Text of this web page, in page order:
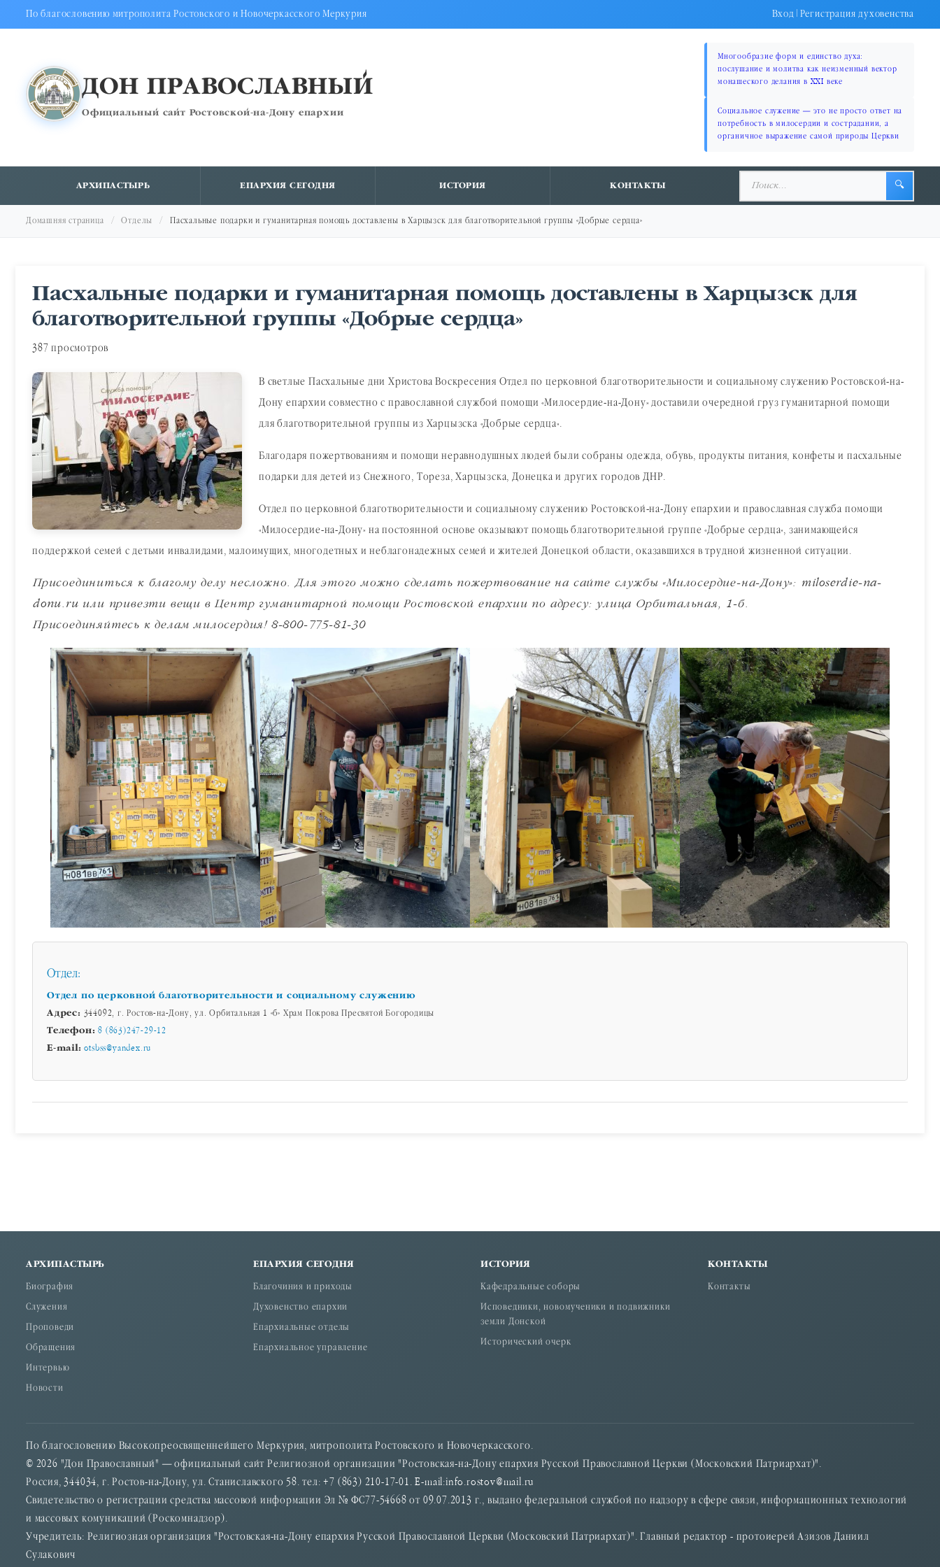
По благословению митрополита Ростовского и Новочеркасского Меркурия Вход|Регистрация духовенства
ДОН ПРАВОСЛАВНЫЙ
Официальный сайт Ростовской-на-Дону епархии
Многообразие форм и единство духа:
послушание и молитва как неизменный вектор
монашеского делания в XXI веке
Социальное служение — это не просто ответ на
потребность в милосердии и сострадании, а
органичное выражение самой природы Церкви
АРХИПАСТЫРЬ ЕПАРХИЯ СЕГОДНЯ ИСТОРИЯ КОНТАКТЫ 🔍
Домашняя страница Отделы Пасхальные подарки и гуманитарная помощь доставлены в Харцызск для благотворительной группы «Добрые сердца»
Пасхальные подарки и гуманитарная помощь доставлены в Харцызск для
благотворительной группы «Добрые сердца»
387 просмотров
В светлые Пасхальные дни Христова Воскресения Отдел по церковной благотворительности и социальному служению Ростовской-на-
Дону епархии совместно с православной службой помощи «Милосердие-на-Дону» доставили очередной груз гуманитарной помощи
для благотворительной группы из Харцызска «Добрые сердца».
Благодаря пожертвованиям и помощи неравнодушных людей были собраны одежда, обувь, продукты питания, конфеты и пасхальные
подарки для детей из Снежного, Тореза, Харцызска, Донецка и других городов ДНР.
Отдел по церковной благотворительности и социальному служению Ростовской-на-Дону епархии и православная служба помощи
«Милосердие-на-Дону» на постоянной основе оказывают помощь благотворительной группе «Добрые сердца», занимающейся
поддержкой семей с детьми инвалидами, малоимущих, многодетных и неблагонадежных семей и жителей Донецкой области, оказавшихся в трудной жизненной ситуации.
Присоединиться к благому делу несложно. Для этого можно сделать пожертвование на сайте службы «Милосердие-на-Дону»: miloserdie-na-
donu.ru или привезти вещи в Центр гуманитарной помощи Ростовской епархии по адресу: улица Орбитальная, 1-б.
Присоединяйтесь к делам милосердия! 8-800-775-81-30
Отдел:
Отдел по церковной благотворительности и социальному служению
Адрес: 344092, г. Ростов-на-Дону, ул. Орбитальная 1 «б» Храм Покрова Пресвятой Богородицы
Телефон: 8 (863)247-29-12
E-mail: otsbss@yandex.ru
АРХИПАСТЫРЬ
Биография
Служения
Проповеди
Обращения
Интервью
Новости
ЕПАРХИЯ СЕГОДНЯ
Благочиния и приходы
Духовенство епархии
Епархиальные отделы
Епархиальное управление
ИСТОРИЯ
Кафедральные соборы
Исповедники, новомученики и подвижники
земли Донской
Исторический очерк
КОНТАКТЫ
Контакты
По благословению Высокопреосвященнейшего Меркурия, митрополита Ростовского и Новочеркасского.
© 2026 "Дон Православный" — официальный сайт Религиозной организации "Ростовская-на-Дону епархия Русской Православной Церкви (Московский Патриархат)".
Россия, 344034, г. Ростов-на-Дону, ул. Станиславского 58. тел: +7 (863) 210-17-01. E-mail:info.rostov@mail.ru
Свидетельство о регистрации средства массовой информации Эл № ФС77-54668 от 09.07.2013 г., выдано федеральной службой по надзору в сфере связи, информационных технологий
и массовых комуникаций (Роскомнадзор).
Учредитель: Религиозная организация "Ростовская-на-Дону епархия Русской Православной Церкви (Московский Патриархат)". Главный редактор - протоиерей Азизов Даниил
Сулакович